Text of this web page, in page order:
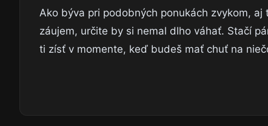
Ako býva pri podobných ponukách zvykom,
záujem, určite by si nemal dlho váhať. Stačí
ti zísť v momente, keď budeš mať chuť na